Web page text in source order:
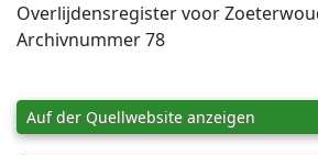
Overlijdensregister voor
Archiv­nummer 78
Auf der Quellwebsite anzeigen